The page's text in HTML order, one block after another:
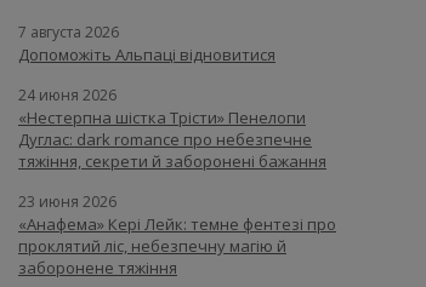
7 августа 2026
Допоможіть Альпаці відновитися
24 июня 2026
«Нестерпна шістка Трісти» Пенелопи
Дуглас: dark romance про небезпечне
тяжіння, секрети й заборонені бажання
23 июня 2026
«Анафема» Кері Лейк: темне фентезі про
проклятий ліс, небезпечну магію й
заборонене тяжіння